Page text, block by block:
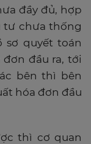
đầy đủ, hợp
tư chưa thống
sơ quyết toán
đầu ra, tới
bên thì bên
hóa đơn đầu
thì cơ quan